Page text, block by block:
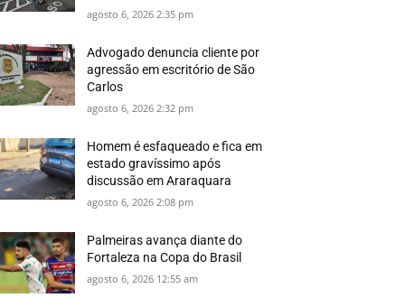
agosto 6, 2026 2:35 pm
Advogado denuncia cliente por
agressão em escritório de São
Carlos
agosto 6, 2026 2:32 pm
Homem é esfaqueado e fica em
estado gravíssimo após
discussão em Araraquara
agosto 6, 2026 2:08 pm
Palmeiras avança diante do
Fortaleza na Copa do Brasil
agosto 6, 2026 12:55 am